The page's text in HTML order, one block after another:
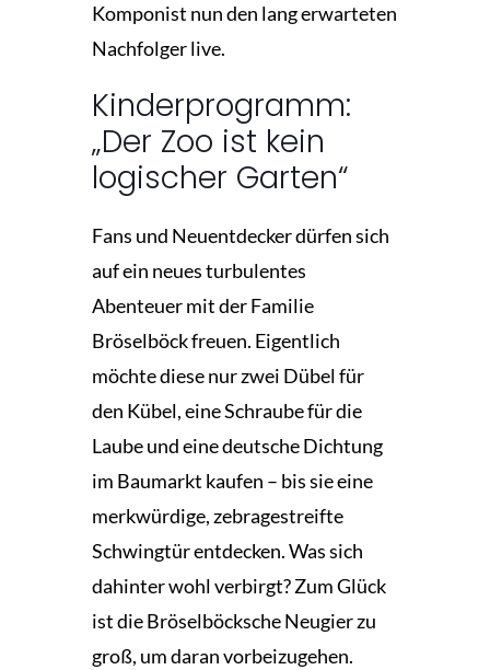
Komponist nun den lang erwarteten
Nachfolger live.
Kinderprogramm:
„Der Zoo ist kein
logischer Garten“
Fans und Neuentdecker dürfen sich
auf ein neues turbulentes
Abenteuer mit der Familie
Bröselböck freuen. Eigentlich
möchte diese nur zwei Dübel für
den Kübel, eine Schraube für die
Laube und eine deutsche Dichtung
im Baumarkt kaufen – bis sie eine
merkwürdige, zebragestreifte
Schwingtür entdecken. Was sich
dahinter wohl verbirgt? Zum Glück
ist die Bröselböcksche Neugier zu
groß, um daran vorbeizugehen.